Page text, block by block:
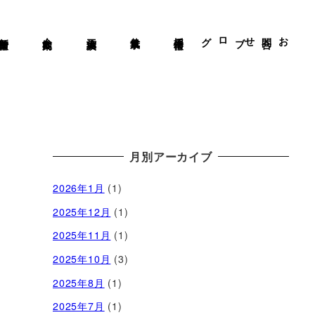
ブログ お問合せ
月別アーカイブ
2026年1月 (1)
2025年12月 (1)
2025年11月 (1)
2025年10月 (3)
2025年8月 (1)
2025年7月 (1)